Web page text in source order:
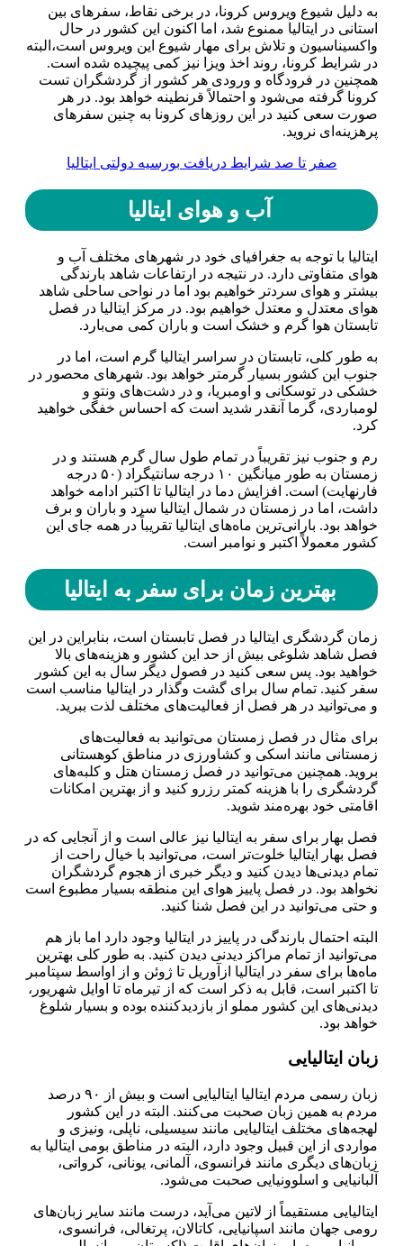
به دلیل شیوع ویروس کرونا، در برخی نقاط، سفر‌های بین
استانی در ایتالیا ممنوع شد، اما اکنون این کشور در حال
واکسیناسیون و تلاش برای مهار شیوع این ویروس است،البته
در شرایط کرونا، روند اخذ ویزا نیز کمی پیچیده شده است.
همچنین در فرودگاه و ورودی هر کشور از گردشگران تست
کرونا گرفته می‌شود و احتمالاً قرنطینه خواهد بود. در هر
صورت سعی کنید در این روز‌های کرونا به چنین سفر‌های
پرهزینه‌ای نروید.
صفر تا صد شرایط دریافت بورسیه دولتی ایتالیا
آب و هوای ایتالیا
ایتالیا با توجه به جغرافیای خود در شهر‌های مختلف آب و
هوای متفاوتی دارد. در نتیجه در ارتفاعات شاهد بارندگی
بیشتر و هوای سردتر خواهیم بود اما در نواحی ساحلی شاهد
هوای معتدل و معتدل خواهیم بود. در مرکز ایتالیا در فصل
تابستان هوا گرم و خشک است و باران کمی می‌بارد.
به طور کلی، تابستان در سراسر ایتالیا گرم است، اما در
جنوب این کشور بسیار گرمتر خواهد بود. شهر‌های محصور در
خشکی در توسکانی و اومبریا، و در دشت‌های ونتو و
لومباردی، گرما آنقدر شدید است که احساس خفگی خواهید
کرد.
رم و جنوب نیز تقریباً در تمام طول سال گرم هستند و در
زمستان به طور میانگین ۱۰ درجه سانتیگراد (۵۰ درجه
فارنهایت) است. افزایش دما در ایتالیا تا اکتبر ادامه خواهد
داشت، اما در زمستان در شمال ایتالیا سرد و باران و برف
خواهد بود. بارانی‌ترین ماه‌های ایتالیا تقریباً در همه جای این
کشور معمولاً اکتبر و نوامبر است.
بهترین زمان برای سفر به ایتالیا
زمان گردشگری ایتالیا در فصل تابستان است، بنابراین در این
فصل شاهد شلوغی بیش از حد این کشور و هزینه‌های بالا
خواهید بود. پس سعی کنید در فصول دیگر سال به این کشور
سفر کنید. تمام سال برای گشت و‌گذار در ایتالیا مناسب است
و می‌توانید در هر فصل از فعالیت‌های مختلف لذت ببرید.
برای مثال در فصل زمستان می‌توانید به فعالیت‌های
زمستانی مانند اسکی و کشاورزی در مناطق کوهستانی
بروید. همچنین می‌توانید در فصل زمستان هتل و کلبه‌های
گردشگری را با هزینه کمتر رزرو کنید و از بهترین امکانات
اقامتی خود بهره‌مند شوید.
فصل بهار برای سفر به ایتالیا نیز عالی است و از آنجایی که در
فصل بهار ایتالیا خلوت‌تر است، می‌توانید با خیال راحت از
تمام دیدنی‌ها دیدن کنید و دیگر خبری از هجوم گردشگران
نخواهد بود. در فصل پاییز هوای این منطقه بسیار مطبوع است
و حتی می‌توانید در این فصل شنا کنید.
البته احتمال بارندگی در پاییز در ایتالیا وجود دارد اما باز هم
می‌توانید از تمام مراکز دیدنی دیدن کنید. به طور کلی بهترین
ماه‌ها برای سفر در ایتالیا از‌آوریل تا ژوئن و از اواسط سپتامبر
تا اکتبر است، قابل به ذکر است که از تیرماه تا اوایل شهریور،
دیدنی‌های این کشور مملو از بازدیدکننده بوده و بسیار شلوغ
خواهد بود.
زبان ایتالیایی
زبان رسمی مردم ایتالیا ایتالیایی است و بیش از ۹۰ درصد
مردم به همین زبان صحبت می‌کنند. البته در این کشور
لهجه‌های مختلف ایتالیایی مانند سیسیلی، ناپلی، ونیزی و
مواردی از این قبیل وجود دارد، البته در مناطق بومی ایتالیا به
زبان‌های دیگری مانند فرانسوی، آلمانی، یونانی، کرواتی،
آلبانیایی و اسلوونیایی صحبت می‌شود.
ایتالیایی مستقیماً از لاتین می‌آید، درست مانند سایر زبان‌های
رومی جهان مانند اسپانیایی، کاتالان، پرتغالی، فرانسوی،